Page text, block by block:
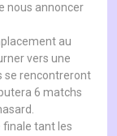
nous annoncer
au
vers une
se rencontreront
6 matchs
finale tant les